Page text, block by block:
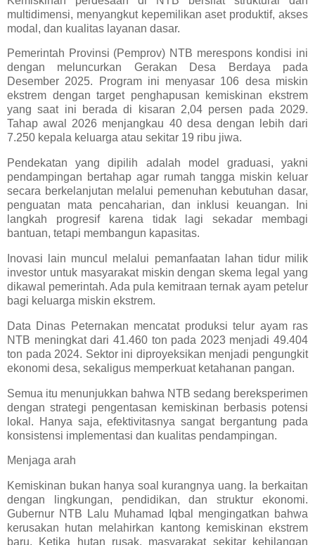
multidimensi, menyangkut kepemilikan aset produktif, akses
modal, dan kualitas layanan dasar.
Pemerintah Provinsi (Pemprov) NTB merespons kondisi ini
dengan meluncurkan Gerakan Desa Berdaya pada
Desember 2025. Program ini menyasar 106 desa miskin
ekstrem dengan target penghapusan kemiskinan ekstrem
yang saat ini berada di kisaran 2,04 persen pada 2029.
Tahap awal 2026 menjangkau 40 desa dengan lebih dari
7.250 kepala keluarga atau sekitar 19 ribu jiwa.
Pendekatan yang dipilih adalah model graduasi, yakni
pendampingan bertahap agar rumah tangga miskin keluar
secara berkelanjutan melalui pemenuhan kebutuhan dasar,
penguatan mata pencaharian, dan inklusi keuangan. Ini
langkah progresif karena tidak lagi sekadar membagi
bantuan, tetapi membangun kapasitas.
Inovasi lain muncul melalui pemanfaatan lahan tidur milik
investor untuk masyarakat miskin dengan skema legal yang
dikawal pemerintah. Ada pula kemitraan ternak ayam petelur
bagi keluarga miskin ekstrem.
Data Dinas Peternakan mencatat produksi telur ayam ras
NTB meningkat dari 41.460 ton pada 2023 menjadi 49.404
ton pada 2024. Sektor ini diproyeksikan menjadi pengungkit
ekonomi desa, sekaligus memperkuat ketahanan pangan.
Semua itu menunjukkan bahwa NTB sedang bereksperimen
dengan strategi pengentasan kemiskinan berbasis potensi
lokal. Hanya saja, efektivitasnya sangat bergantung pada
konsistensi implementasi dan kualitas pendampingan.
Menjaga arah
Kemiskinan bukan hanya soal kurangnya uang. Ia berkaitan
dengan lingkungan, pendidikan, dan struktur ekonomi.
Gubernur NTB Lalu Muhamad Iqbal mengingatkan bahwa
kerusakan hutan melahirkan kantong kemiskinan ekstrem
baru. Ketika hutan rusak, masyarakat sekitar kehilangan